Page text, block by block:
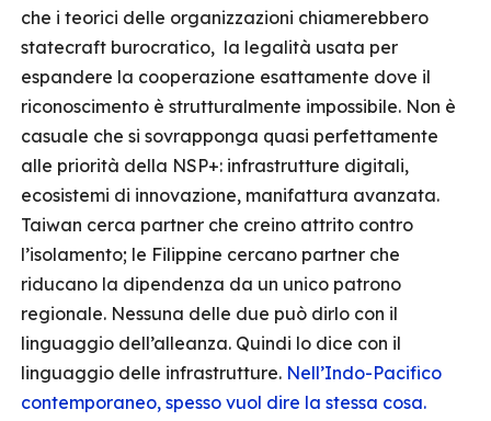
che i teorici delle organizzazioni chiamerebbero
statecraft burocratico, la legalità usata per
espandere la cooperazione esattamente dove il
riconoscimento è strutturalmente impossibile. Non è
casuale che si sovrapponga quasi perfettamente
alle priorità della NSP+: infrastrutture digitali,
ecosistemi di innovazione, manifattura avanzata.
Taiwan cerca partner che creino attrito contro
l’isolamento; le Filippine cercano partner che
riducano la dipendenza da un unico patrono
regionale. Nessuna delle due può dirlo con il
linguaggio dell’alleanza. Quindi lo dice con il
linguaggio delle infrastrutture. Nell’Indo-Pacifico
contemporaneo, spesso vuol dire la stessa cosa.